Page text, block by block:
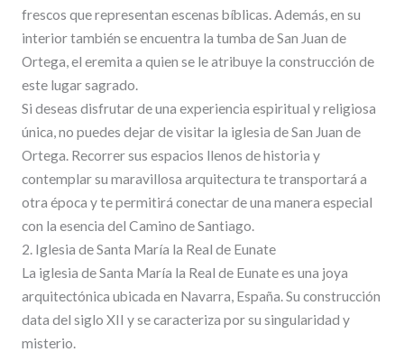
frescos que representan escenas bíblicas. Además, en su
interior también se encuentra la tumba de San Juan de
Ortega, el eremita a quien se le atribuye la construcción de
este lugar sagrado.
Si deseas disfrutar de una experiencia espiritual y religiosa
única, no puedes dejar de visitar la iglesia de San Juan de
Ortega. Recorrer sus espacios llenos de historia y
contemplar su maravillosa arquitectura te transportará a
otra época y te permitirá conectar de una manera especial
con la esencia del Camino de Santiago.
2. Iglesia de Santa María la Real de Eunate
La iglesia de Santa María la Real de Eunate es una joya
arquitectónica ubicada en Navarra, España. Su construcción
data del siglo XII y se caracteriza por su singularidad y
misterio.